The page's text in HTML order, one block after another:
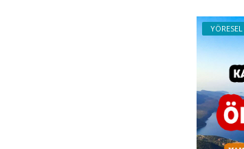
YÖRESEL